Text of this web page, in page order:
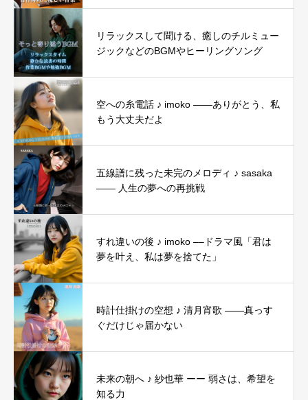
リラックスして聞ける、癒しのチルミュー
ジックなどのBGMやヒーリングソング
空への糸電話 ♪ imoko ——ありがとう、私
もう大丈夫だよ
五線譜に残った未完のメロディ ♪ sasaka
―― 人生の夢への再挑戦
すれ違いの後 ♪ imoko ––ドラマ風「君は
夢を叶え、私は夢を捨てた」
時計仕掛けの空想 ♪ 清月宵歌 ——真っす
ぐだけじゃ届かない
未来の朝へ ♪ 紗也華 ーー 弱さは、希望を
知る力